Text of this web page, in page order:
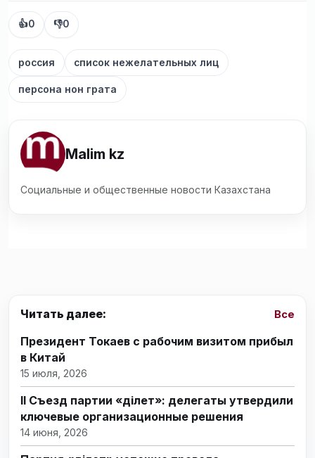
👍0 👎0
россия список нежелательных лиц
персона нон грата
Malim kz
Социальные и общественные новости Казахстана
Читать далее: Все
Президент Токаев с рабочим визитом прибыл
в Китай
15 июля, 2026
II Съезд партии «Әділет»: делегаты утвердили
ключевые организационные решения
14 июня, 2026